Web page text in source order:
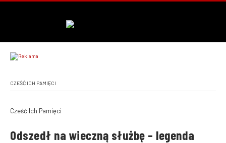
CZEŚĆ ICH PAMIĘCI
Cześć Ich Pamięci
Odszedł na wieczną służbę – legenda